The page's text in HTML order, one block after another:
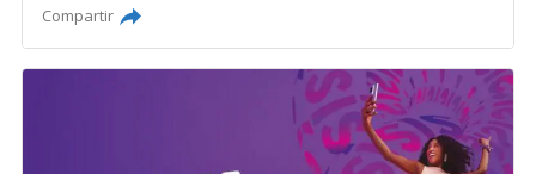
Compartir